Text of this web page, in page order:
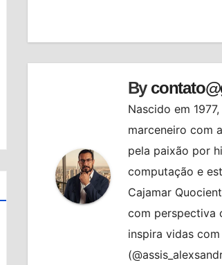
By
Nascido em
marceneiro com
pela paixão por
computação e
Cajamar
com perspectiva
inspira vidas